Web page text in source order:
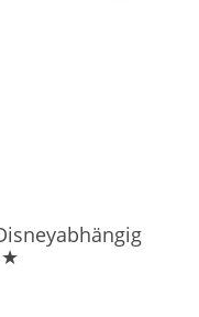
★